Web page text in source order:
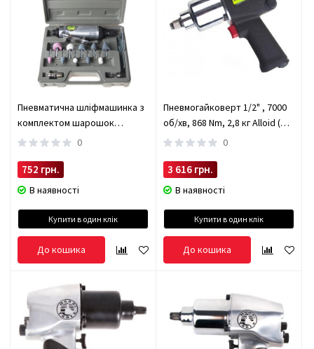
Пневматична шліфмашинка з
комплектом шарошок
(ПШ-1206) Alloid (ПШ-1206)
0
752 грн.
В наявності
Купити в один клік
До кошика
Пневмогайковерт 1/2" , 7000
об/хв, 868 Nm, 2,8 кг Alloid (ПГ-
5272)
0
3 616 грн.
В наявності
Купити в один клік
До кошика